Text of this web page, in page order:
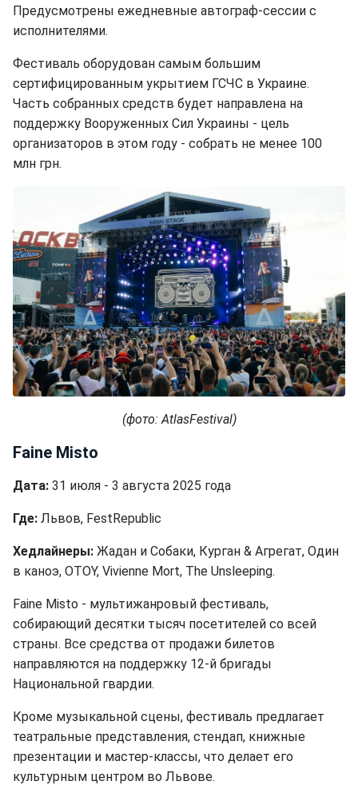
Предусмотрены ежедневные автограф-сессии с
исполнителями.
Фестиваль оборудован самым большим
сертифицированным укрытием ГСЧС в Украине.
Часть собранных средств будет направлена на
поддержку Вооруженных Сил Украины - цель
организаторов в этом году - собрать не менее 100
млн грн.
(фото: AtlasFestival)
Faine Misto
Дата: 31 июля - 3 августа 2025 года
Где: Львов, FestRepublic
Хедлайнеры: Жадан и Собаки, Курган & Агрегат, Один
в каноэ, OTOY, Vivienne Mort, The Unsleeping.
Faine Misto - мультижанровый фестиваль,
собирающий десятки тысяч посетителей со всей
страны. Все средства от продажи билетов
направляются на поддержку 12-й бригады
Национальной гвардии.
Кроме музыкальной сцены, фестиваль предлагает
театральные представления, стендап, книжные
презентации и мастер-классы, что делает его
культурным центром во Львове.